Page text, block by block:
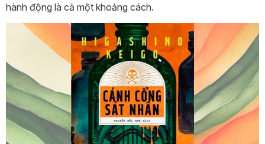
hành động là cả một khoảng cách.